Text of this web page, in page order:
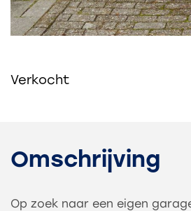
Verkocht
Omschrijving
Op zoek naar een eigen